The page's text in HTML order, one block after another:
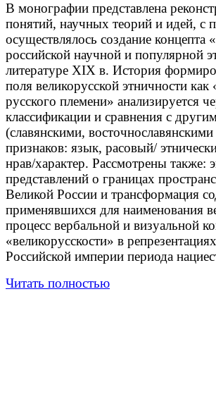
В монографии представлена
понятий, научных теорий и идей,
осуществлялось создание концепта
российской научной и популярной
литературе XIX в. История
поля великорусской этничности
русского племени» анализируется
классификации и сравнения с
(славянскими,
признаков: язык, расовый/
нрав/характер. Рассмотрены также:
представлений о границах
Великой России и трансформация
применявшихся для наименования
процесс вербальной и визуальной
«великорусскости» в
Российской империи периода
Читать полностью